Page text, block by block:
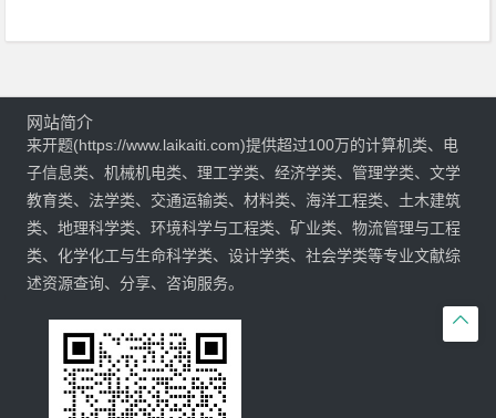

网站简介
来开题(https://www.laikaiti.com)提供超过100万的计算机类、电
子信息类、机械机电类、理工学类、经济学类、管理学类、文学
教育类、法学类、交通运输类、材料类、海洋工程类、土木建筑
类、地理科学类、环境科学与工程类、矿业类、物流管理与工程
类、化学化工与生命科学类、设计学类、社会学类等专业文献综
述资源查询、分享、咨询服务。